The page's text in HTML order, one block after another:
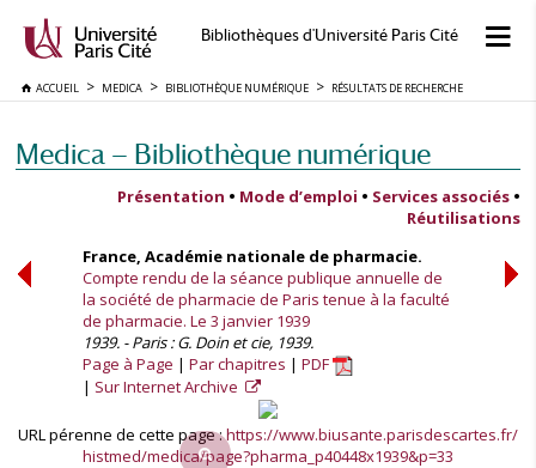
Bibliothèques d'Université Paris Cité
ACCUEIL MEDICA BIBLIOTHÈQUE NUMÉRIQUE RÉSULTATS DE RECHERCHE
Medica — Bibliothèque numérique
Présentation • Mode d’emploi • Services associés •
Réutilisations
France, Académie nationale de pharmacie.
Compte rendu de la séance publique annuelle de
la société de pharmacie de Paris tenue à la faculté
de pharmacie. Le 3 janvier 1939
1939. - Paris : G. Doin et cie, 1939.
Page à Page
Par chapitres
PDF
Sur Internet Archive
URL pérenne de cette page :https://www.biusante.parisdescartes.fr/
histmed/medica/page?pharma_p40448x1939&p=33